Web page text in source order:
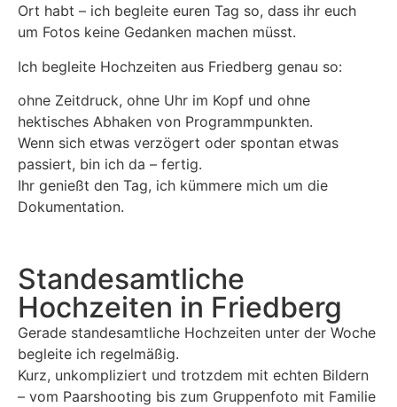
Ort habt – ich begleite euren Tag so, dass ihr euch
um Fotos keine Gedanken machen müsst.
Ich begleite Hochzeiten aus Friedberg genau so:
ohne Zeitdruck, ohne Uhr im Kopf und ohne
hektisches Abhaken von Programmpunkten.
Wenn sich etwas verzögert oder spontan etwas
passiert, bin ich da – fertig.
Ihr genießt den Tag, ich kümmere mich um die
Dokumentation.
Standesamtliche
Hochzeiten in Friedberg
Gerade standesamtliche Hochzeiten unter der Woche
begleite ich regelmäßig.
Kurz, unkompliziert und trotzdem mit echten Bildern
– vom Paarshooting bis zum Gruppenfoto mit Familie